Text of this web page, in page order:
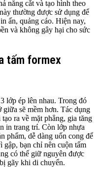
năng cắt và tạo hình theo
thường được sử dụng để
ấn, quảng cáo. Hiện nay,
và không gây hại cho sức
tấm formex
lớp ép lên nhau. Trong đó
sẽ mềm hơn. Tác dụng
ra về mặt phẳng, gia tăng
in trang trí. Còn lớp nhựa
phẩm, dễ dàng uốn cong để
bạn chỉ nên cuộn tấm
có thể giữ nguyên được
gãy khi di chuyển.